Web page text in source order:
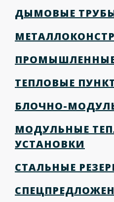
ДЫМОВЫЕ
ТЕПЛОВЫЕ
БЛОЧНО-
МОДУЛЬНЫЕ
УСТАНОВКИ
СТАЛЬНЫЕ